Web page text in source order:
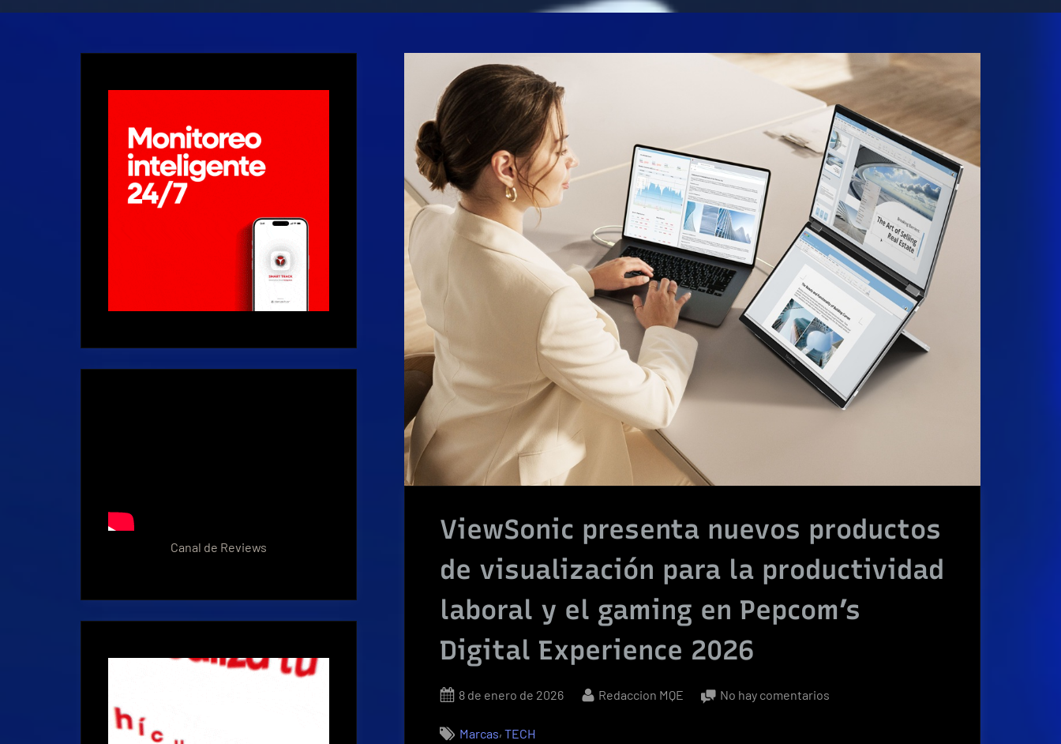
ViewSonic presenta nuevos productos
de visualización para la productividad
laboral y el gaming en Pepcom’s
Digital Experience 2026
Posted
8 de enero de 2026 By
Redaccion MQE No hay comentarios
Marcas,TECH
Canal de Reviews